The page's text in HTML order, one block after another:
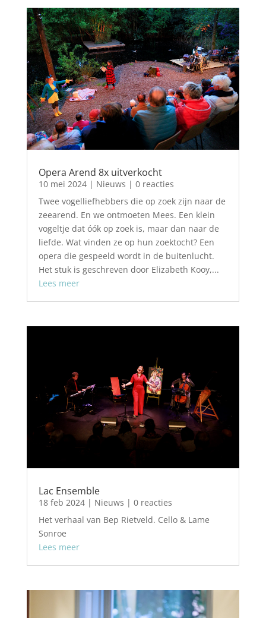
Opera Arend 8x uitverkocht
10 mei 2024| Nieuws | 0 reacties
Twee vogelliefhebbers die op zoek zijn naar de
zeearend. En we ontmoeten Mees. Een klein
vogeltje dat óók op zoek is, maar dan naar de
liefde. Wat vinden ze op hun zoektocht? Een
opera die gespeeld wordt in de buitenlucht.
Het stuk is geschreven door Elizabeth Kooy,...
Lees meer
Lac Ensemble
18 feb 2024| Nieuws | 0 reacties
Het verhaal van Bep Rietveld. Cello & Lame
Sonroe
Lees meer